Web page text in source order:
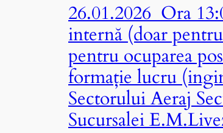
26.01.2026 Ora
internă (doar
pentru ocuparea
formație lucru
Sectorului Aeraj
Sucursalei